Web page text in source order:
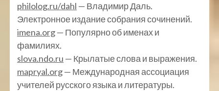
philolog.ru/dahl — Владимир Даль.
Электронное издание собрания сочинений.
imena.org— Популярно об именах и
фамилиях.
slova.ndo.ru — Крылатые слова и выражения.
mapryal.org— Международная ассоциация
учителей русского языка и литературы.